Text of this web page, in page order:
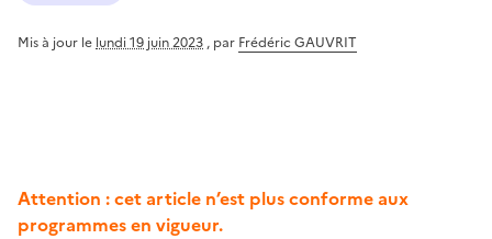
Mis à jour le lundi 19 juin 2023 , par Frédéric GAUVRIT
Attention : cet article n’est plus conforme aux
programmes en vigueur.